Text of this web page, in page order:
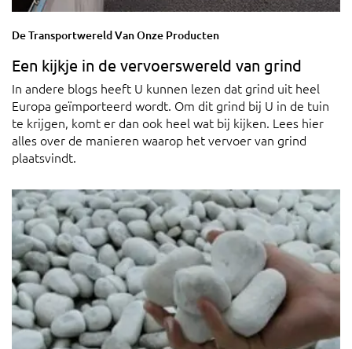
De Transportwereld Van Onze Producten
Een kijkje in de vervoerswereld van grind
In andere blogs heeft U kunnen lezen dat grind uit heel
Europa geïmporteerd wordt. Om dit grind bij U in de tuin
te krijgen, komt er dan ook heel wat bij kijken. Lees hier
alles over de manieren waarop het vervoer van grind
plaatsvindt.